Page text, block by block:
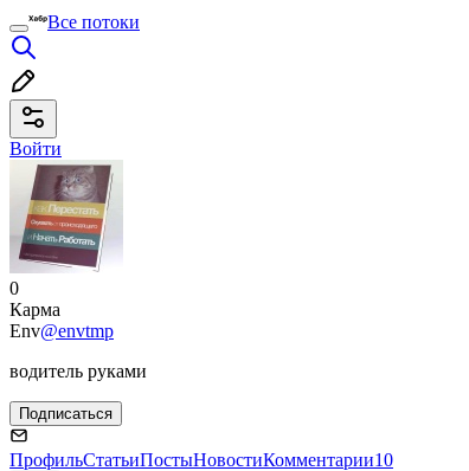
Все потоки
Войти
0
Карма
Env@envtmp
водитель руками
Подписаться
ПрофильСтатьиПостыНовостиКомментарии10